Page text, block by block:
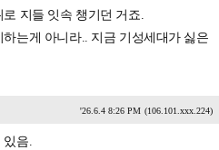
지들 잇속 챙기던 거죠.
는게 아니라.. 지금 기성세대가 싫은
'26.6.4 8:26 PM (106.101.xxx.224)
있음.